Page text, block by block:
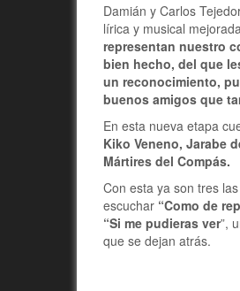
Damián y Carlos
lírica y musical
representan nuestro
bien hecho, del que
un reconocimiento,
buenos amigos que
En esta nueva etapa
Kiko Veneno, Jarabe
Mártires del Compás.
Con esta ya son tres
escuchar “Como de
“Si me pudieras ver”,
que se dejan atrás.